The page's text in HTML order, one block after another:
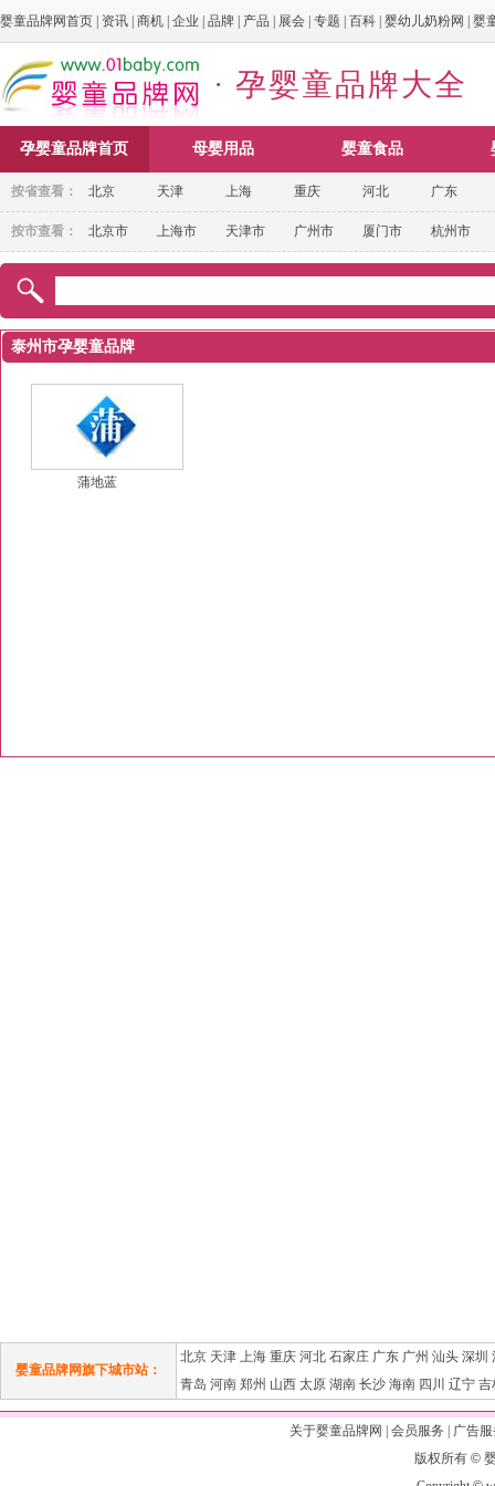
婴童品牌网首页 资讯 商机 企业 品牌 产品 展会 专题 百科 婴幼儿奶粉网 婴
· 孕婴童品牌大全
孕婴童品牌首页 母婴用品 婴童食品
北京 天津 上海 重庆 河北 广东
按省查看：
北京市 上海市 天津市 广州市 厦门市 杭州市
按市查看：
泰州市孕婴童品牌
蒲地蓝
婴童品牌网旗下城市站：
北京 天津 上海 重庆 河北 石家庄 广东 广州 汕头 深圳
青岛 河南 郑州 山西 太原 湖南 长沙 海南 四川 辽宁 吉
关于婴童品牌网 会员服务
广告
版权所有 ©